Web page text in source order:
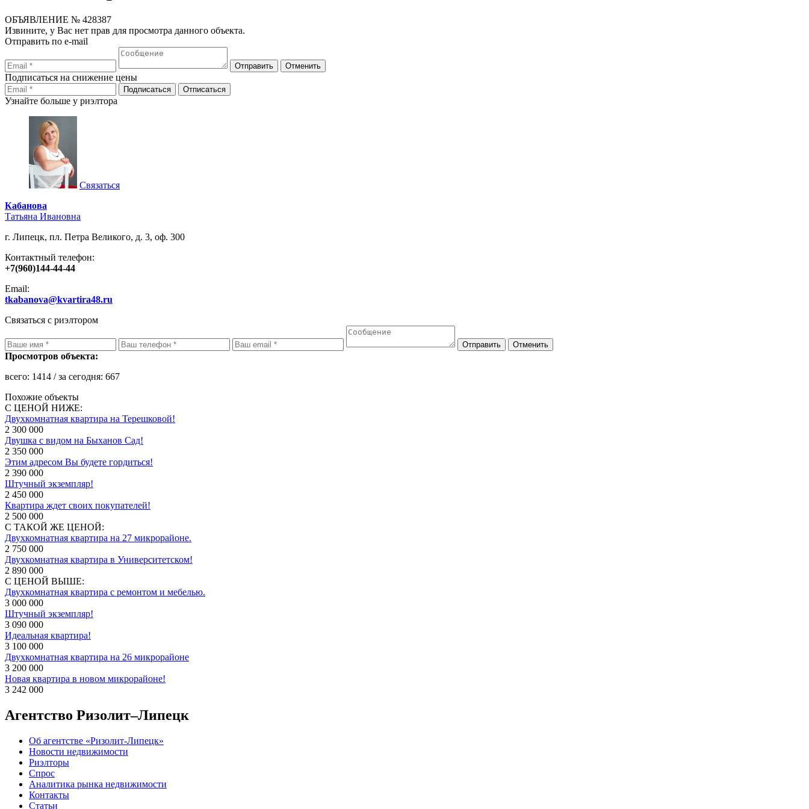
ОБЪЯВЛЕНИЕ № 428387
Извините, у Вас нет прав для просмотра данного объекта.
Отправить по e-mail
Подписаться на снижение цены
Узнайте больше у риэлтора
Связаться
Кабанова
Татьяна Ивановна
г. Липецк, пл. Петра Великого, д. 3, оф. 300
Контактный телефон:
+7(960)144-44-44
Email:
tkabanova@kvartira48.ru
Связаться с риэлтором
Просмотров объекта:
всего: 1414 / за сегодня: 667
Похожие объекты
С ЦЕНОЙ НИЖЕ:
Двухкомнатная квартира на Терешковой!
2 300 000
Двушка с видом на Быханов Сад!
2 350 000
Этим адресом Вы будете гордиться!
2 390 000
Штучный экземпляр!
2 450 000
Квартира ждет своих покупателей!
2 500 000
С ТАКОЙ ЖЕ ЦЕНОЙ:
Двухкомнатная квартира на 27 микрорайоне.
2 750 000
Двухкомнатная квартира в Университетском!
2 890 000
С ЦЕНОЙ ВЫШЕ:
Двухкомнатная квартира с ремонтом и мебелью.
3 000 000
Штучный экземпляр!
3 090 000
Идеальная квартира!
3 100 000
Двухкомнатная квартира на 26 микрорайоне
3 200 000
Новая квартира в новом микрорайоне!
3 242 000
Агентство Ризолит–Липецк
Об агентстве «Ризолит-Липецк»
Новости недвижимости
Риэлторы
Спрос
Аналитика рынка недвижимости
Контакты
Статьи